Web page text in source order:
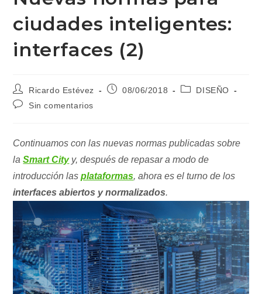
ciudades inteligentes:
interfaces (2)
Autor
de
la
Ricardo Estévez
Publicación
08/06/2018
Categoría
DISEÑO
Comentarios
Sin comentarios
Continuamos con las nuevas normas publicadas sobre
laSmart Cityy, después de repasar a modo de
introducción lasplataformas, ahora es el turno de los
interfaces abiertos y normalizados.